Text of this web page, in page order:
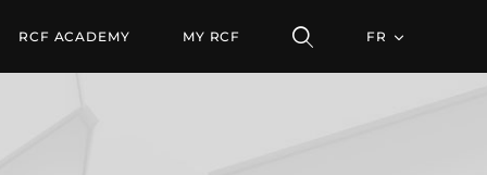
RCF ACADEMY MY RCF FR